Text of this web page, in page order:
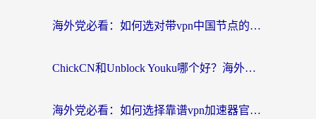
海外党必看：如何选对带vpn中国节点的加速器？无缝访问国内资源全攻略
ChickCN和Unblock Youku哪个好？海外党亲测4款热门回国加速器，附避坑指南
海外党必看：如何选择靠谱vpn加速器官网？轻松解决国内APP地区限制